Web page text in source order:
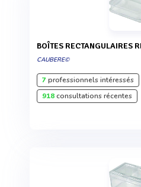
BOÎTES RECTANGULAIRES
CAUBERE©
7professionnels intéressés
918consultations récentes